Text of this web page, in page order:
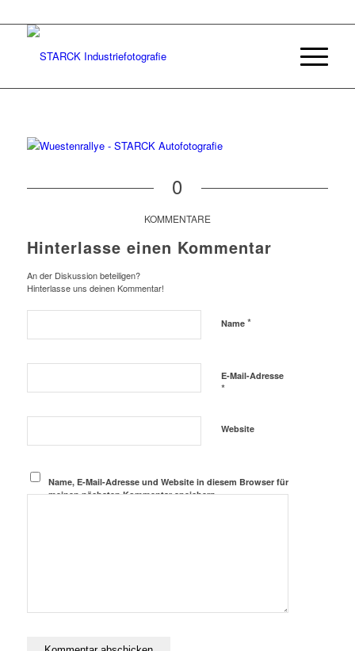
0
KOMMENTARE
Hinterlasse einen Kommentar
An der Diskussion beteiligen?
Hinterlasse uns deinen Kommentar!
Name *
E-Mail-Adresse
*
Website
Name, E-Mail-Adresse und Website in diesem Browser für
meinen nächsten Kommentar speichern.